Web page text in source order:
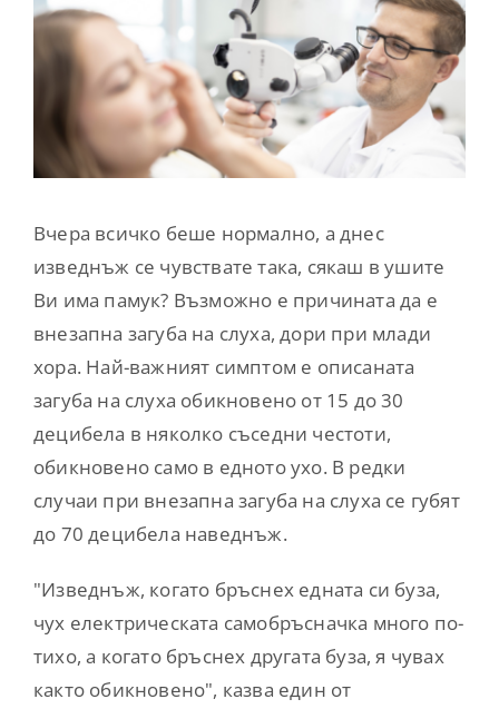
Вчера всичко беше нормално, а днес
изведнъж се чувствате така, сякаш в ушите
Ви има памук? Възможно е причината да е
внезапна загуба на слуха, дори при млади
хора. Най-важният симптом е описаната
загуба на слуха обикновено от 15 до 30
децибела в няколко съседни честоти,
обикновено само в едното ухо. В редки
случаи при внезапна загуба на слуха се губят
до 70 децибела наведнъж.
"Изведнъж, когато бръснех едната си буза,
чух електрическата самобръсначка много по-
тихо, а когато бръснех другата буза, я чувах
както обикновено", казва един от